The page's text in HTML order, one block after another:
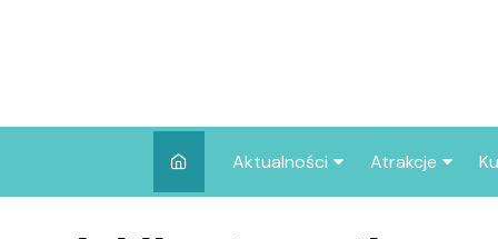
Aktualności Atrakcje